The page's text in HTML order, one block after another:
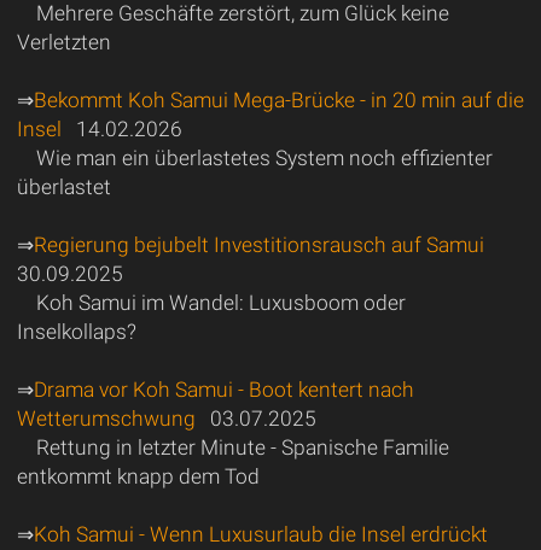
Mehrere Geschäfte zerstört, zum Glück keine
Verletzten
⇒Bekommt Koh Samui Mega-Brücke - in 20 min auf die
Insel
14.02.2026
Wie man ein überlastetes System noch effizienter
überlastet
⇒Regierung bejubelt Investitionsrausch auf Samui
30.09.2025
Koh Samui im Wandel: Luxusboom oder
Inselkollaps?
⇒Drama vor Koh Samui - Boot kentert nach
Wetterumschwung 03.07.2025
Rettung in letzter Minute - Spanische Familie
entkommt knapp dem Tod
⇒Koh Samui - Wenn Luxusurlaub die Insel erdrückt